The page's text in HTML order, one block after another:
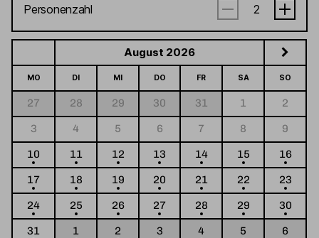
August 2026
MO DI MI DO FR SA SO
27 28 29 30 31 1
2
3
4 5 6 7 8
9
10
11 12 13 14 15
16
17
18 19 20 21 22
23
24
25 26 27 28 29
30
31
1 2 3 4 5 6
Personenzahl